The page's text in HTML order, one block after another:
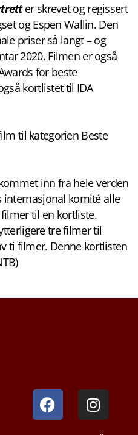
er skrevet og regissert
og Espen Wallin. Den
priser så langt – og
2020. Filmen er også
for beste
kortlistet til IDA
til kategorien Beste
inn fra hele verden
internasjonal komité alle
til en kortliste.
tre filmer til
ti filmer. Denne kortlisten